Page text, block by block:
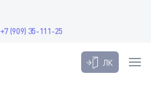
+7 (909) 35-111-25
ЛК